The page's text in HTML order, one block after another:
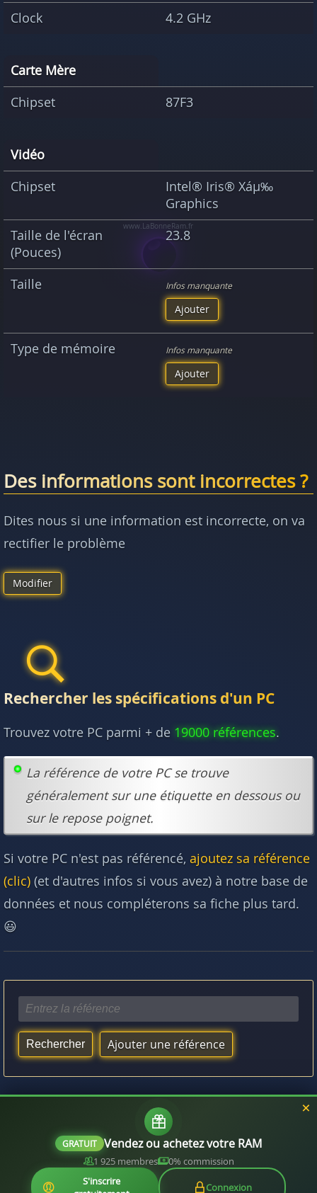
Clock
4.2 GHz
Carte Mère
Chipset
87F3
Vidéo
Chipset
Intel® Iris® Xáµ‰
Graphics
Taille de l'écran
(Pouces)
23.8
Taille Infos manquante
Ajouter
Type de mémoire Infos manquante
Ajouter
Des informations sont incorrectes ?
Dites nous si une information est incorrecte, on va
rectifier le problème
Modifier
Rechercher les spécifications d'un PC
Trouvez votre PC parmi + de 19000 références.
La référence de votre PC se trouve
généralement sur une étiquette en dessous ou
sur le repose poignet.
Si votre PC n'est pas référencé, ajoutez sa référence
(clic) (et d'autres infos si vous avez) à notre base de
données et nous compléterons sa fiche plus tard.
😃
Ajouter une référence
Vous aimerez aussi :
Quelle RAM est compatible avec mon processeur ?
GRATUIT Vendez ou achetez votre RAM
1 925 membres
0% commission
S'inscrire
Connexion